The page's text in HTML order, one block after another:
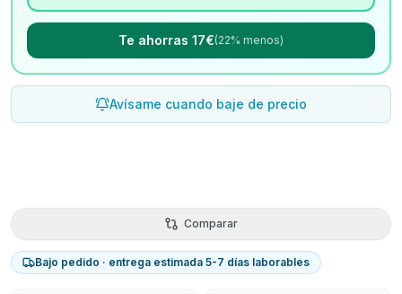
Te ahorras 17€(22% menos)
Avísame cuando baje de precio
Comparar
Bajo pedido · entrega estimada 5-7 días laborables